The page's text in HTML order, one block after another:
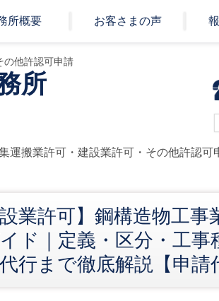
所概要 お客さまの声
の他許認可申請
所
運搬業許可・建設業許可・その他許認
設業許可】鋼構造物工
ド｜定義・区分・工事
行まで徹底解説【申請